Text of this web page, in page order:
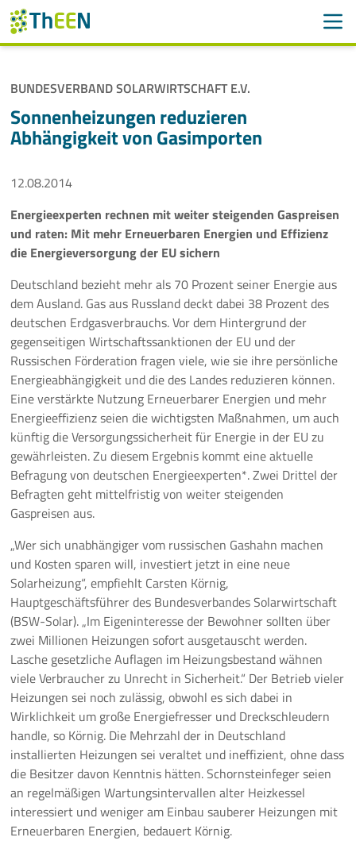
ThEEN
Services
Mitglieder
Aktivitäten
Veranstaltungen
Aktuelles
Meldungen
Pressemeldungen
Branchenmeldungen
Statements
Positionen
Jobs
Mediathek
Akkreditierung
Mehr
BUNDESVERBAND SOLARWIRTSCHAFT E.V.
Sonnenheizungen reduzieren
Abhängigkeit von Gasimporten
12.08.2014
Energieexperten rechnen mit weiter steigenden Gaspreisen
und raten: Mit mehr Erneuerbaren Energien und Effizienz
die Energieversorgung der EU sichern
Deutschland bezieht mehr als 70 Prozent seiner Energie aus
dem Ausland. Gas aus Russland deckt dabei 38 Prozent des
deutschen Erdgasverbrauchs. Vor dem Hintergrund der
gegenseitigen Wirtschaftssanktionen der EU und der
Russischen Förderation fragen viele, wie sie ihre persönliche
Energieabhängigkeit und die des Landes reduzieren können.
Eine verstärkte Nutzung Erneuerbarer Energien und mehr
Energieeffizienz seien die wichtigsten Maßnahmen, um auch
künftig die Versorgungssicherheit für Energie in der EU zu
gewährleisten. Zu diesem Ergebnis kommt eine aktuelle
Befragung von deutschen Energieexperten*. Zwei Drittel der
Befragten geht mittelfristig von weiter steigenden
Gaspreisen aus.
„Wer sich unabhängiger vom russischen Gashahn machen
und Kosten sparen will, investiert jetzt in eine neue
Solarheizung“, empfiehlt Carsten Körnig,
Hauptgeschäftsführer des Bundesverbandes Solarwirtschaft
(BSW-Solar). „Im Eigeninteresse der Bewohner sollten über
zwei Millionen Heizungen sofort ausgetauscht werden.
Lasche gesetzliche Auflagen im Heizungsbestand wähnen
viele Verbraucher zu Unrecht in Sicherheit.“ Der Betrieb vieler
Heizungen sei noch zulässig, obwohl es sich dabei in
Wirklichkeit um große Energiefresser und Dreckschleudern
handle, so Körnig. Die Mehrzahl der in Deutschland
installierten Heizungen sei veraltet und ineffizient, ohne dass
die Besitzer davon Kenntnis hätten. Schornsteinfeger seien
an regelmäßigen Wartungsintervallen alter Heizkessel
interessiert und weniger am Einbau sauberer Heizungen mit
Erneuerbaren Energien, bedauert Körnig.